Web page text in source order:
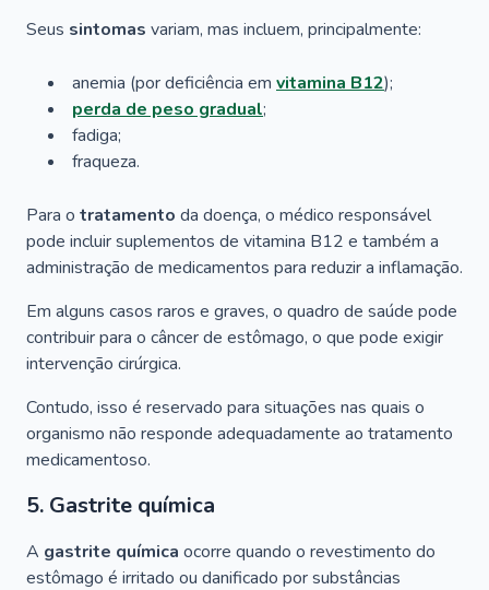
Seus sintomas variam, mas incluem, principalmente:
anemia (por deficiência em vitamina B12);
perda de peso gradual;
fadiga;
fraqueza.
Para o tratamento da doença, o médico responsável
pode incluir suplementos de vitamina B12 e também a
administração de medicamentos para reduzir a inflamação.
Em alguns casos raros e graves, o quadro de saúde pode
contribuir para o câncer de estômago, o que pode exigir
intervenção cirúrgica.
Contudo, isso é reservado para situações nas quais o
organismo não responde adequadamente ao tratamento
medicamentoso.
5. Gastrite química
A gastrite química ocorre quando o revestimento do
estômago é irritado ou danificado por substâncias